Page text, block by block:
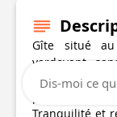
Gîte situé
verdoyant,
Naturel
patrimoine
Tranquilité et
Dis-moi ce